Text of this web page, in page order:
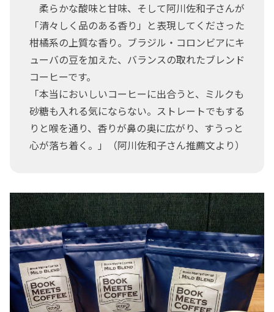
柔らかな酸味と甘味、そして阿川佐和子さんが
「清々しく品のある香り」と表現してくださった
柑橘系の上質な香り。ブラジル・コロンビアにキ
ューバの豆を加えた、バランスの取れたブレンド
コーヒーです。
「本当においしいコーヒーに出合うと、ミルクも
砂糖も入れる気にならない。ストレートでもする
りと喉を通り、香りが鼻の奥に広がり、すうっと
心が落ち着く。」（阿川佐和子さん推薦文より）